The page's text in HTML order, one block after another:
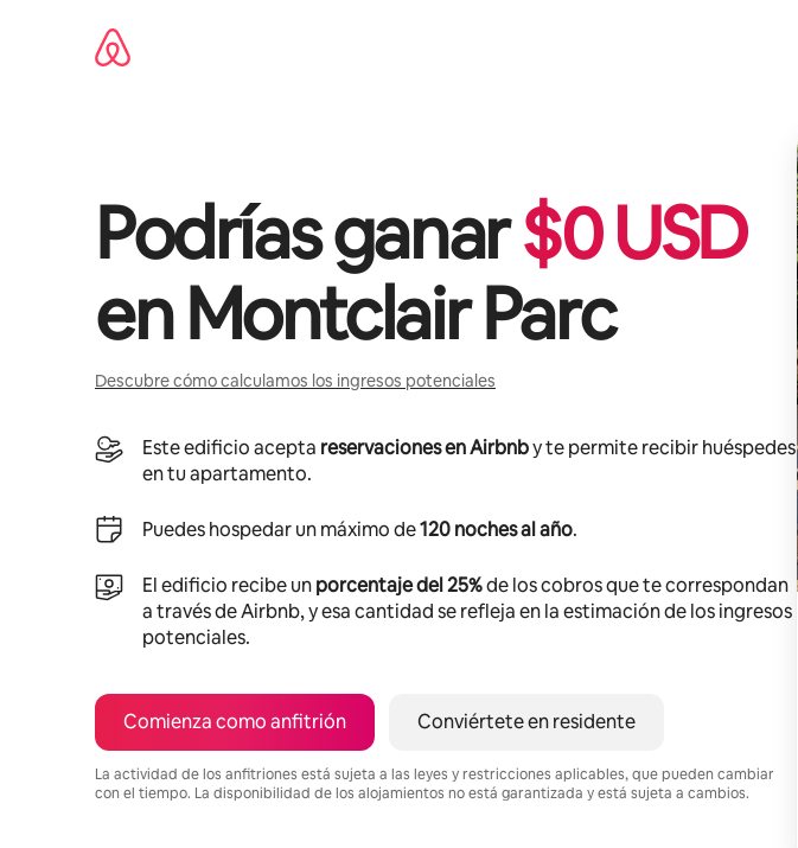
Podrías ganar$0USD
enMontclair Parc
Descubre cómo calculamos los ingresos potenciales
Este edificio acepta reservaciones en Airbnby te permite recibir huéspedes
en tu apartamento.
Puedes hospedar un máximo de120 noches al año.
El edificio recibe unporcentaje del 25%de los cobros que te correspondan
a través de Airbnb, y esa cantidad se refleja en la estimación de los ingresos
potenciales.
Comienza como anfitrión Conviértete en residente
La actividad de los anfitriones está sujeta a las leyes y restricciones aplicables, que pueden cambiar
con el tiempo. La disponibilidad de los alojamientos no está garantizada y está sujeta a cambios.